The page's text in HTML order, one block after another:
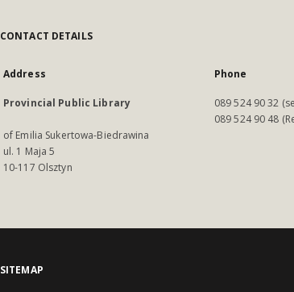
CONTACT DETAILS
Address
Provincial Public Library
of Emilia Sukertowa-Biedrawina
ul. 1 Maja 5
10-117 Olsztyn
Phone
089 524 90 32
089 524 90 48
SITEMAP